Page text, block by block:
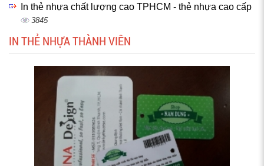
In thẻ nhựa chất lượng cao TPHCM - thẻ nhựa cao cấp
3845
IN THẺ NHỰA THÀNH VIÊN